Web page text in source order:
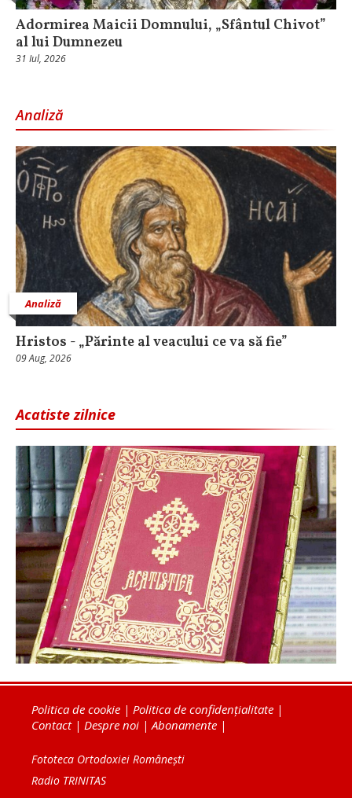
Adormirea Maicii Domnului, „Sfântul Chivot”
al lui Dumnezeu
31 Iul, 2026
Analiză
Analiză
Hristos - „Părinte al veacului ce va să fie”
09 Aug, 2026
Acatiste zilnice
Politica de cookie | Politica de confidențialitate |
Contact| Despre noi |Abonamente |
Fototeca Ortodoxiei Românești
Radio TRINITAS